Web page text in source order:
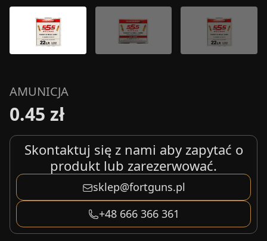
AMUNICJA
0.45 zł
Skontaktuj się z nami aby zapytać o
produkt lub zarezerwować.
sklep@fortguns.pl
+48 666 366 361